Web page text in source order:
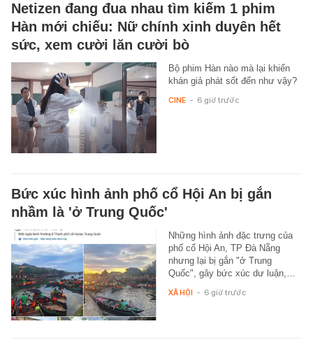
Netizen đang đua nhau tìm kiếm 1 phim
Hàn mới chiếu: Nữ chính xinh duyên hết
sức, xem cười lăn cười bò
Bộ phim Hàn nào mà lại khiến
khán giả phát sốt đến như vậy?
CINE - 6 giờ trước
Bức xúc hình ảnh phố cổ Hội An bị gắn
nhầm là 'ở Trung Quốc'
Những hình ảnh đặc trưng của
phố cổ Hội An, TP Đà Nẵng
nhưng lại bị gắn "ở Trung
Quốc", gây bức xúc dư luận,…
XÃ HỘI - 6 giờ trước